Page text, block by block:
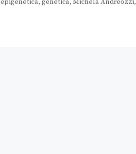
epigenetica, genetica, Michela Andreozzi,